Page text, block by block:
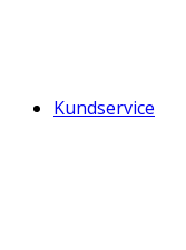
Kundservice